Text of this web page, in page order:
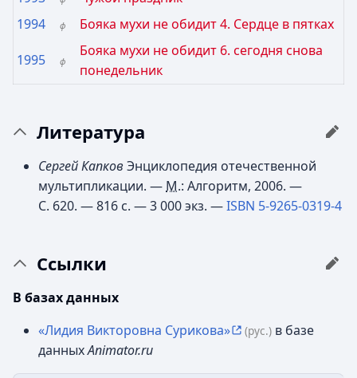
1994
ф Бояка мухи не обидит 4. Сердце в пятках
1995 ф
Бояка мухи не обидит 6. сегодня снова
понедельник
Литература
Сергей КапковЭнциклопедия отечественной
мультипликации. — М.: Алгоритм, 2006. —
С. 620. — 816 с. —3 000 экз. —ISBN 5-9265-0319-4
Ссылки
В базах данных
«Лидия Викторовна Сурикова»
(рус.) в базе
данныхAnimator.ru